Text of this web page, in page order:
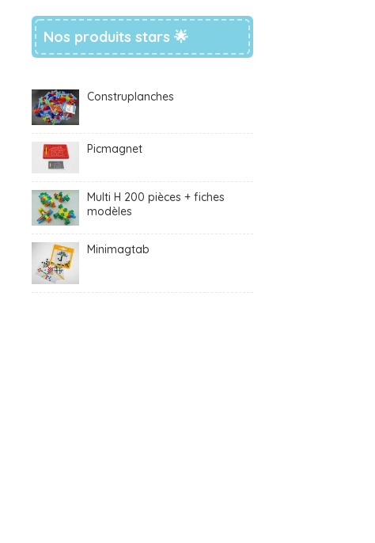
Nos produits stars 🌟
Construplanches
Picmagnet
Multi H 200 pièces + fiches
modèles
Minimagtab